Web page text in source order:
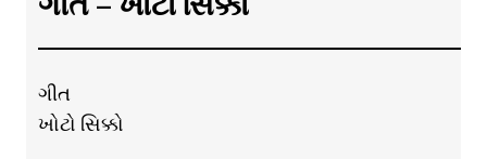
ગીત
ખોટો સિક્કો